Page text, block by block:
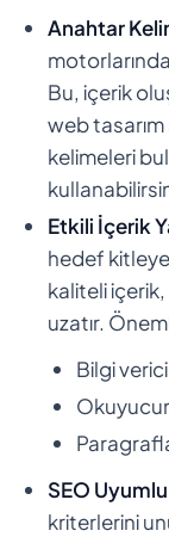
Anahtar
Bu, içerik
web
kelimeleri
Etkili İçerik
hedef
kaliteli içerik,
uzatır.
Bilgi
SEO
kriterlerini